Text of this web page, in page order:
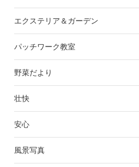
エクステリア＆ガーデン
パッチワーク教室
野菜だより
壮快
安心
風景写真